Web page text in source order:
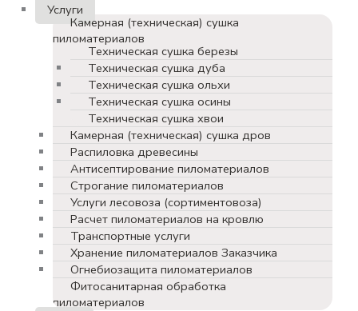
Услуги
Камерная (техническая) сушка
пиломатериалов
Техническая сушка березы
Техническая сушка дуба
Техническая сушка ольхи
Техническая сушка осины
Техническая сушка хвои
Камерная (техническая) сушка дров
Распиловка древесины
Антисептирование пиломатериалов
Строгание пиломатериалов
Услуги лесовоза (сортиментовоза)
Расчет пиломатериалов на кровлю
Транспортные услуги
Хранение пиломатериалов Заказчика
Огнебиозащита пиломатериалов
Фитосанитарная обработка
пиломатериалов